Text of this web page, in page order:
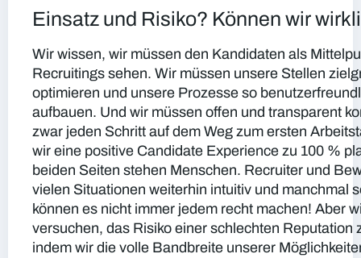
Einsatz und Risiko? Können wir
Wir wissen, wir müssen den Kandidaten als
Recruitings sehen. Wir müssen unsere Stellen
optimieren und unsere Prozesse so
aufbauen. Und wir müssen offen und transparent
zwar jeden Schritt auf dem Weg zum ersten
wir eine positive Candidate Experience zu 100 %
beiden Seiten stehen Menschen. Recruiter und
vielen Situationen weiterhin intuitiv und manchmal
können es nicht immer jedem recht machen! Aber
versuchen, das Risiko einer schlechten Reputation
indem wir die volle Bandbreite unserer